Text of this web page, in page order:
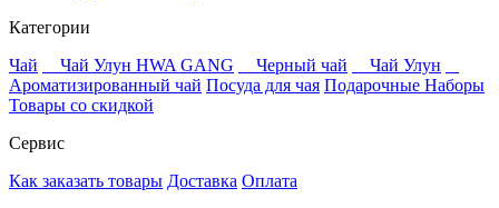
Категории
Чай
Чай Улун HWA GANG Черный чай
Чай Улун
Ароматизированный чай Посуда для чая Подарочные Наборы
Товары со скидкой
Сервис
Как заказать товары Доставка Оплата